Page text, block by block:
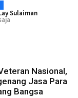
Sulaiman
Nasional,
Jasa Para
Bangsa